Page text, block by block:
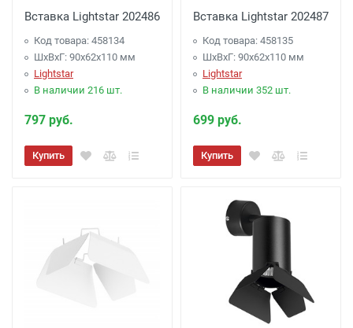
Вставка Lightstar 202486
Код товара: 458134
ШхВхГ: 90x62x110 мм
Lightstar
В наличии 216 шт.
797 руб.
Купить
Вставка Lightstar 202487
Код товара: 458135
ШхВхГ: 90x62x110 мм
Lightstar
В наличии 352 шт.
699 руб.
Купить